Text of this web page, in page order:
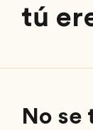
tú
No se